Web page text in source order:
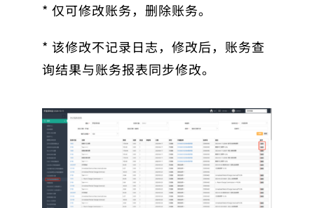
* 仅可修改账务，删除账务。
* 该修改不记录日志，修改后，账务查
询结果与账务报表同步修改。